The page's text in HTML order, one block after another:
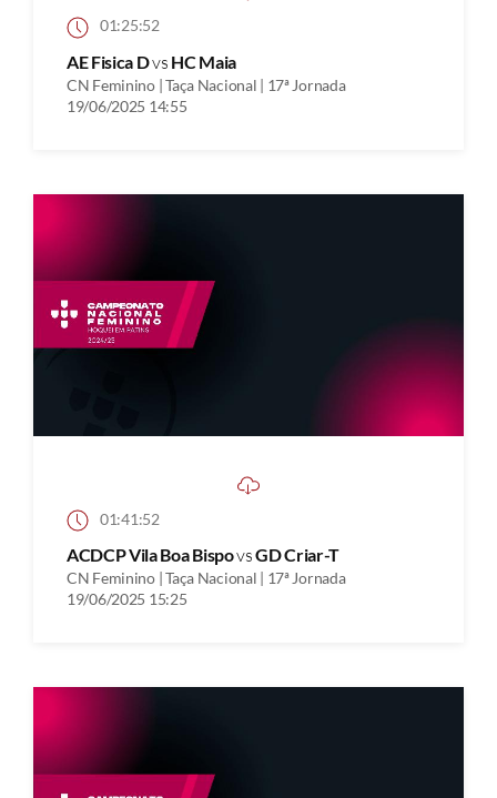
01:25:52
AE Fisica Dvs HC Maia
CN Feminino | Taça Nacional | 17ª Jornada
19/06/2025 14:55
01:41:52
ACDCP Vila Boa BispovsGD Criar-T
CN Feminino | Taça Nacional | 17ª Jornada
19/06/2025 15:25